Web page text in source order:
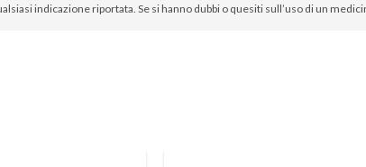
indicazione riportata. Se si hanno dubbi o quesiti sull’uso di un